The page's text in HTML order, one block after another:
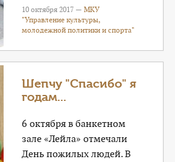
10 октября 2017 —МКУ
"Управление культуры,
молодежной политики и спорта"
Шепчу "Спасибо" я
годам...
6 октября в банкетном
зале «Лейла» отмечали
День пожилых людей. В